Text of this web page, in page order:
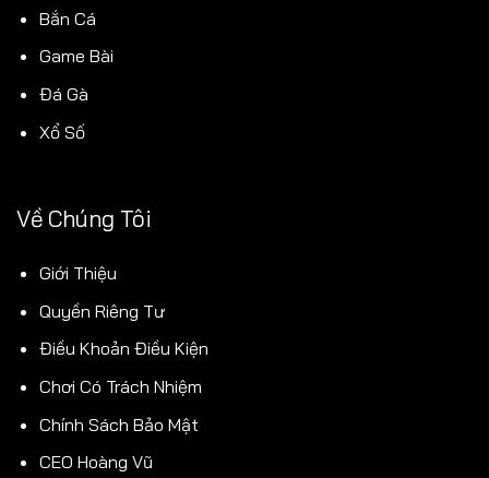
Bắn Cá
Game Bài
Đá Gà
Xổ Số
Về Chúng Tôi
Giới Thiệu
Quyền Riêng Tư
Điều Khoản Điều Kiện
Chơi Có Trách Nhiệm
Chính Sách Bảo Mật
CEO Hoàng Vũ